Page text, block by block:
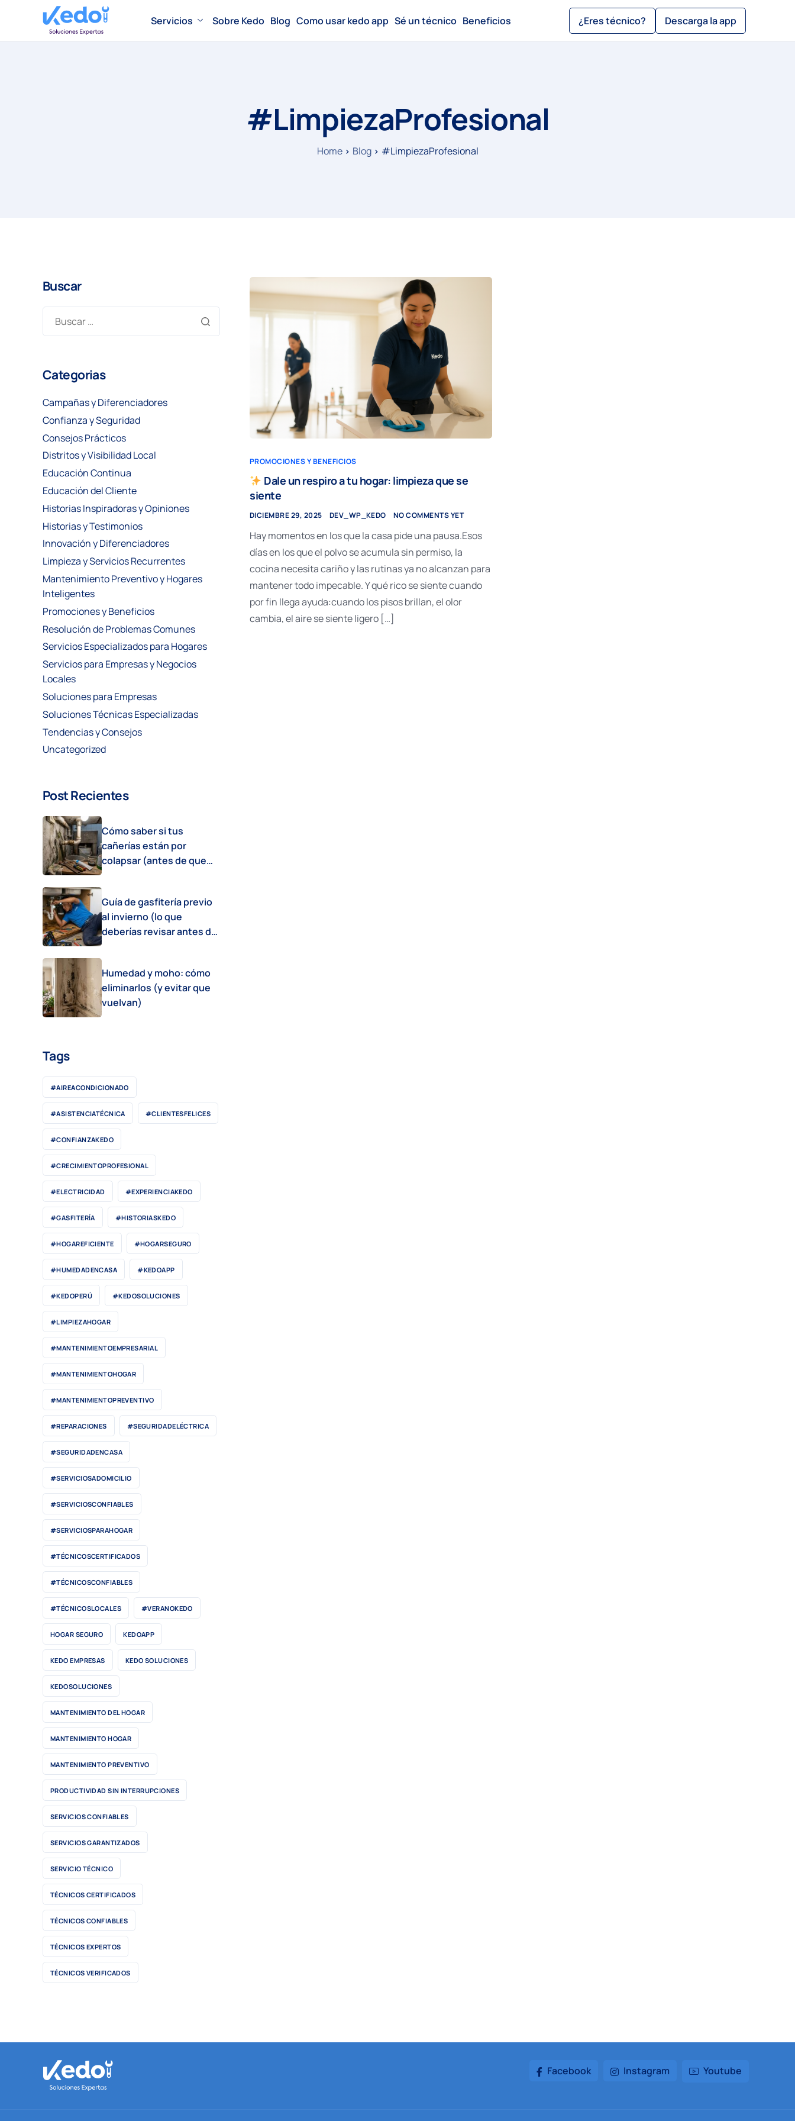
Servicios Sobre Kedo Blog Como usar kedo app Sé un técnico Beneficios ¿Eres técnico? Descarga la app
#LimpiezaProfesional
Home Blog #LimpiezaProfesional
PROMOCIONES Y BENEFICIOS
Dale un respiro a tu hogar: limpieza que se
siente
DICIEMBRE 29, 2025 DEV_WP_KEDO NO COMMENTS YET
Hay momentos en los que la casa pide una pausa.Esos
días en los que el polvo se acumula sin permiso, la
cocina necesita cariño y las rutinas ya no alcanzan para
mantener todo impecable. Y qué rico se siente cuando
por fin llega ayuda:cuando los pisos brillan, el olor
cambia, el aire se siente ligero […]
Buscar
Categorias
Campañas y Diferenciadores
Confianza y Seguridad
Consejos Prácticos
Distritos y Visibilidad Local
Educación Continua
Educación del Cliente
Historias Inspiradoras y Opiniones
Historias y Testimonios
Innovación y Diferenciadores
Limpieza y Servicios Recurrentes
Mantenimiento Preventivo y Hogares
Inteligentes
Promociones y Beneficios
Resolución de Problemas Comunes
Servicios Especializados para Hogares
Servicios para Empresas y Negocios
Locales
Soluciones para Empresas
Soluciones Técnicas Especializadas
Tendencias y Consejos
Uncategorized
Post Recientes
Cómo saber si tus
cañerías están por
colapsar (antes de que
Guía de gasfitería previo
al invierno (lo que
deberías revisar antes de
Humedad y moho: cómo
eliminarlos (y evitar que
vuelvan)
Tags
#AIREACONDICIONADO
#ASISTENCIATÉCNICA #CLIENTESFELICES
#CONFIANZAKEDO
#CRECIMIENTOPROFESIONAL
#ELECTRICIDAD #EXPERIENCIAKEDO
#GASFITERÍA #HISTORIASKEDO
#HOGAREFICIENTE #HOGARSEGURO
#HUMEDADENCASA #KEDOAPP
#KEDOPERÚ #KEDOSOLUCIONES
#LIMPIEZAHOGAR
#MANTENIMIENTOEMPRESARIAL
#MANTENIMIENTOHOGAR
#MANTENIMIENTOPREVENTIVO
#REPARACIONES #SEGURIDADELÉCTRICA
#SEGURIDADENCASA
#SERVICIOSADOMICILIO
#SERVICIOSCONFIABLES
#SERVICIOSPARAHOGAR
#TÉCNICOSCERTIFICADOS
#TÉCNICOSCONFIABLES
#TÉCNICOSLOCALES #VERANOKEDO
HOGAR SEGURO KEDOAPP
KEDO EMPRESAS KEDO SOLUCIONES
KEDOSOLUCIONES
MANTENIMIENTO DEL HOGAR
MANTENIMIENTO HOGAR
MANTENIMIENTO PREVENTIVO
PRODUCTIVIDAD SIN INTERRUPCIONES
SERVICIOS CONFIABLES
SERVICIOS GARANTIZADOS
SERVICIO TÉCNICO
TÉCNICOS CERTIFICADOS
TÉCNICOS CONFIABLES
TÉCNICOS EXPERTOS
TÉCNICOS VERIFICADOS
Facebook Instagram Youtube